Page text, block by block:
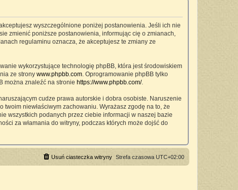
akceptujesz wyszczególnione poniżej postanowienia. Jeśli ich nie
zmienić poniższe postanowienia, informując cię o zmianach,
regulaminu oznacza, że akceptujesz te zmiany ze
wykorzystujące technologię phpBB, która jest środowiskiem
ze strony www.phpbb.com. Oprogramowanie phpBB tylko
można znaleźć na stronie https://www.phpbb.com/.
cudze prawa autorskie i dobra osobiste. Naruszenie
niewłaściwym zachowaniu. Wyrażasz zgodę na to, że
wszystkich podanych przez ciebie informacji w naszej bazie
za włamania do witryny, podczas których może dojść do
Strefa czasowa UTC+02:00
Usuń ciasteczka witryny